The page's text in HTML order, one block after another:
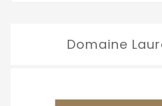
Domaine